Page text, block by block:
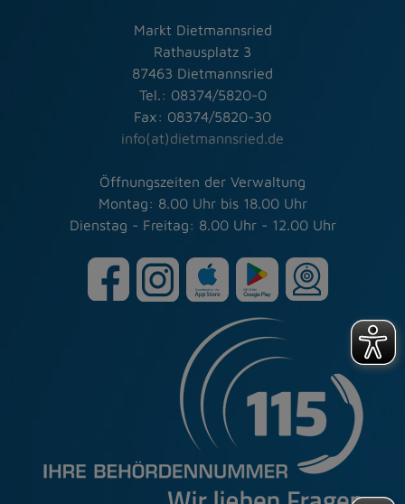
Markt Dietmannsried
Rathausplatz 3
87463 Dietmannsried
Tel.: 08374/5820-0
Fax: 08374/5820-30
info(at)dietmannsried.de
Öffnungszeiten der Verwaltung
Montag: 8.00 Uhr bis 18.00 Uhr
Dienstag - Freitag: 8.00 Uhr - 12.00 Uhr